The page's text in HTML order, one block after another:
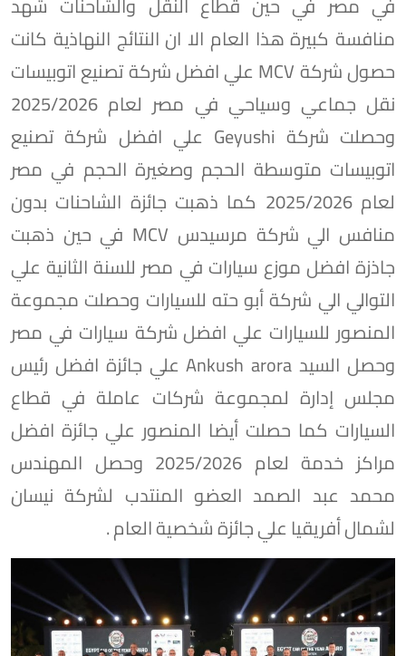
منافسة كبيرة هذا العام الا ان النتائج النهاذية كانت
حصول شركة MCV علي افضل شركة تصنيع اتوبيسات
نقل جماعي وسياحي في مصر لعام 2025/2026
وحصلت شركة Geyushi علي افضل شركة تصنيع
اتوبيسات متوسطة الحجم وصغيرة الحجم في مصر
لعام 2025/2026 كما ذهبت جائزة الشاحنات بدون
منافس الي شركة مرسيدس MCV في حين ذهبت
جاذزة افضل موزع سيارات في مصر للسنة الثانية علي
التوالي الي شركة أبو حته للسيارات وحصلت مجموعة
المنصور للسيارات علي افضل شركة سيارات في مصر
وحصل السيد Ankush arora علي جائزة افضل رئيس
مجلس إدارة لمجموعة شركات عاملة في قطاع
السيارات كما حصلت أيضا المنصور علي جائزة افضل
مراكز خدمة لعام 2025/2026 وحصل المهندس
محمد عبد الصمد العضو المنتدب لشركة نيسان
لشمال أفريقيا علي جائزة شخصية العام .